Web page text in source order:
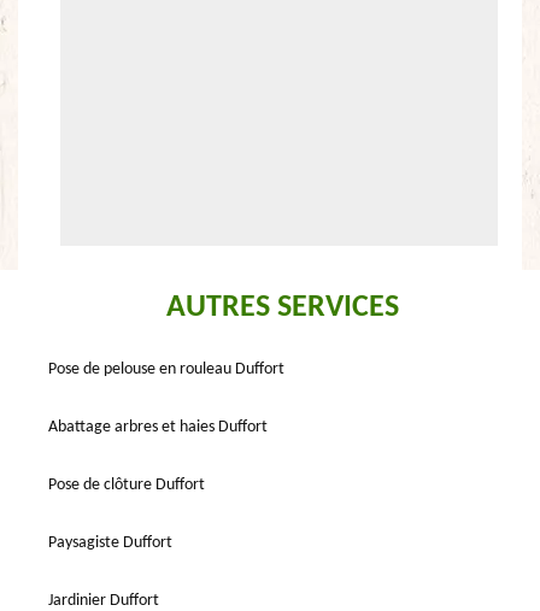
AUTRES SERVICES
Pose de pelouse en rouleau Duffort
Abattage arbres et haies Duffort
Pose de clôture Duffort
Paysagiste Duffort
Jardinier Duffort